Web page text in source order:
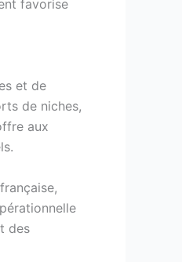
favorise
et de
de niches,
aux
des